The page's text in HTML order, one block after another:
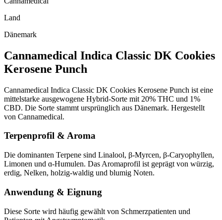
Land
Dänemark
Cannamedical Indica Classic DK Cookies
Kerosene Punch
Cannamedical Indica Classic DK Cookies Kerosene Punch ist eine
mittelstarke ausgewogene Hybrid-Sorte mit 20% THC und 1%
CBD. Die Sorte stammt ursprünglich aus Dänemark. Hergestellt
von Cannamedical.
Terpenprofil & Aroma
Die dominanten Terpene sind Linalool, β-Myrcen, β-Caryophyllen,
Limonen und ɑ-Humulen. Das Aromaprofil ist geprägt von würzig,
erdig, Nelken, holzig-waldig und blumig Noten.
Anwendung & Eignung
Diese Sorte wird häufig gewählt von Schmerzpatienten und